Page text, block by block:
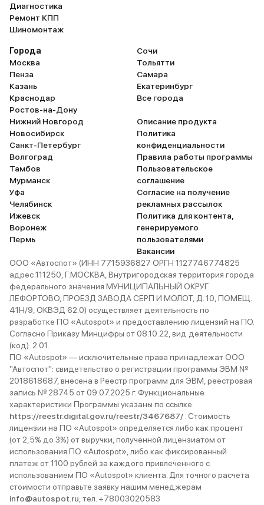
Диагностика
Ремонт КПП
Шиномонтаж
Города
Москва
Пенза
Казань
Краснодар
Ростов-на-Дону
Нижний Новгород
Новосибирск
Санкт-Петербург
Волгоград
Тамбов
Мурманск
Уфа
Челябинск
Ижевск
Воронеж
Пермь
Сочи
Тольятти
Самара
Екатеринбург
Все города
Описание продукта
Политика
конфиденциальности
Правила работы программы
Пользовательское
соглашение
Согласие на получение
рекламных рассылок
Политика для контента,
генерируемого
пользователями
Вакансии
ООО «Автоспот» (ИНН 7715936827 ОРГН 1127746774825
адрес 111250, Г.МОСКВА, Внутригородская территория города
федерального значения МУНИЦИПАЛЬНЫЙ ОКРУГ
ЛЕФОРТОВО, ПРОЕЗД ЗАВОДА СЕРП И МОЛОТ, Д. 10, ПОМЕЩ.
41Н/9, ОКВЭД 62.0) осуществляет деятельность по
разработке ПО «Autospot» и предоставлению лицензий на ПО.
Согласно Приказу Минцифры от 08.10.22, вид деятельности
(код): 2.01.
ПО «Autospot» — исключительные права принадлежат ООО
"Автоспот": свидетельство о регистрации программы ЭВМ №
2018618687, внесена в Реестр программ для ЭВМ, реестровая
запись № 28745 от 09.07.2025 г. Функциональные
характеристики Программы указаны по ссылке:
https://reestr.digital.gov.ru/reestr/3467687/ . Стоимость
лицензии на ПО «Autospot» определяется либо как процент
(от 2,5% до 3%) от выручки, полученной лицензиатом от
использования ПО «Autospot», либо как фиксированный
платеж от 1100 рублей за каждого привлеченного с
использованием ПО «Autospot» клиента. Для точного расчета
стоимости отправьте заявку нашим менеджерам
info@autospot.ru , тел. +78003020583